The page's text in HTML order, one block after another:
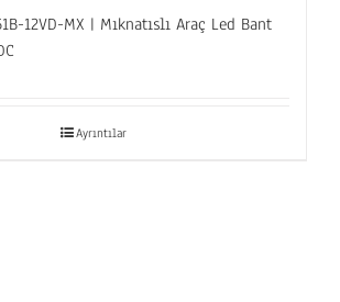
12VD-MX | Mıknatıslı Araç Led Bant
Ayrıntılar